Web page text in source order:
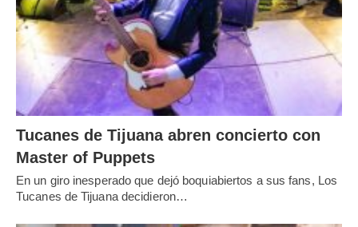
Tucanes de Tijuana abren concierto con
Master of Puppets
En un giro inesperado que dejó boquiabiertos a sus fans, Los
Tucanes de Tijuana decidieron…